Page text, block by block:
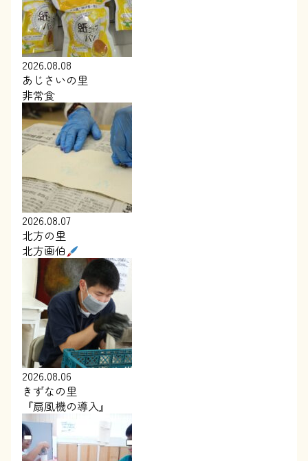
2026.08.08
あじさいの里
非常食
2026.08.07
北方の里
北方画伯
2026.08.06
きずなの里
『扇風機の導入』